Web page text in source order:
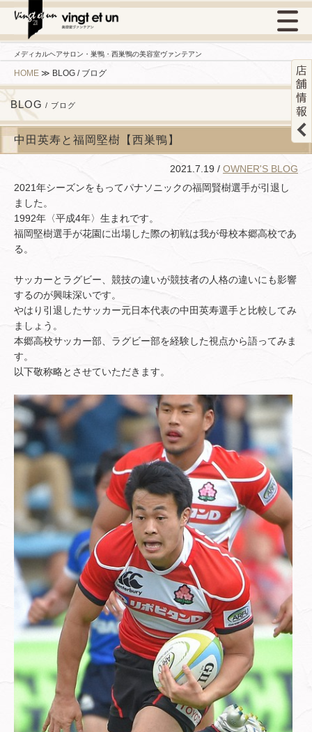
メディカルヘアサロン・巣鴨・西巣鴨の美容室ヴァンテアン
HOME ≫ BLOG / ブログ
BLOG / ブログ
中田英寿と福岡堅樹【西巣鴨】
2021.7.19 / OWNER'S BLOG
2021年シーズンをもってパナソニックの福岡賢樹選手が引退し
ました。
1992年〈平成4年〉生まれです。
福岡堅樹選手が花園に出場した際の初戦は我が母校本郷高校であ
る。
サッカーとラグビー、競技の違いが競技者の人格の違いにも影響
するのが興味深いです。
やはり引退したサッカー元日本代表の中田英寿選手と比較してみ
ましょう。
本郷高校サッカー部、ラグビー部を経験した視点から語ってみま
す。
以下敬称略とさせていただきます。